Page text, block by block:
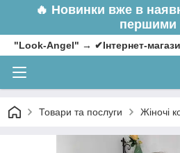
🔥 Новинки вже в
першими
"Look-Angel" → ✔Інтернет-
Товари та послуги Жіночі